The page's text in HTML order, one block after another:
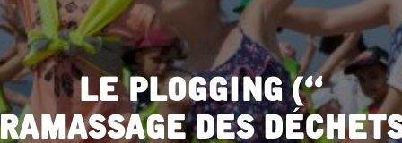
Le plogging («
des